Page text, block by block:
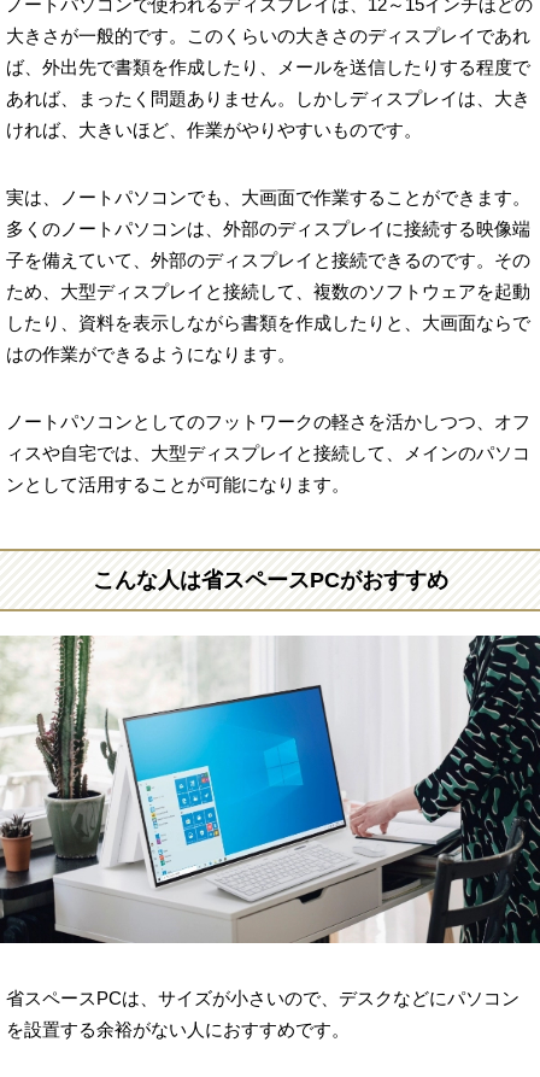
大きさが一般的です。このくらいの大きさのディスプレイであれ
ば、外出先で書類を作成したり、メールを送信したりする程度で
あれば、まったく問題ありません。しかしディスプレイは、大き
ければ、大きいほど、作業がやりやすいものです。
実は、ノートパソコンでも、大画面で作業することができます。
多くのノートパソコンは、外部のディスプレイに接続する映像端
子を備えていて、外部のディスプレイと接続できるのです。その
ため、大型ディスプレイと接続して、複数のソフトウェアを起動
したり、資料を表示しながら書類を作成したりと、大画面ならで
はの作業ができるようになります。
ノートパソコンとしてのフットワークの軽さを活かしつつ、オフ
ィスや自宅では、大型ディスプレイと接続して、メインのパソコ
ンとして活用することが可能になります。
こんな人は省スペースPCがおすすめ
省スペースPCは、サイズが小さいので、デスクなどにパソコン
を設置する余裕がない人におすすめです。